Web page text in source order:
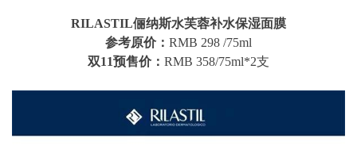
RILASTIL俪纳斯水芙蓉补水保湿面膜
参考原价： RMB 298 /75ml
双11预售价： RMB 358/75ml*2支